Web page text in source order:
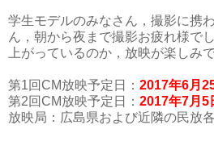
学生モデルのみなさん，撮影に携
ん，朝から夜まで撮影お疲れ様で
上がっているのか，放映が楽しみ
第1回CM放映予定日： 2017年6月
第2回CM放映予定日： 2017年7月5
放映局：広島県および近隣の民放